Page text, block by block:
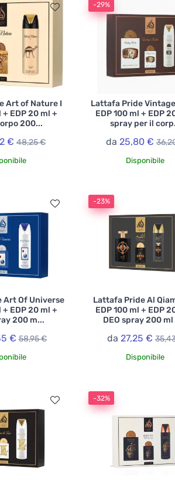
Art of Nature I
+ EDP 20 ml +
200...
€ 48,25 €
-29%
Lattafa Pride
EDP 100 ml + EDP
spray per il
da 25,80 €
Disponibile
Art Of Universe
+ EDP 20 ml +
200 m...
€ 58,95 €
-23%
Lattafa Pride Al
EDP 100 ml + EDP
DEO spray 200 ml
da 27,25 €
Disponibile
-32%